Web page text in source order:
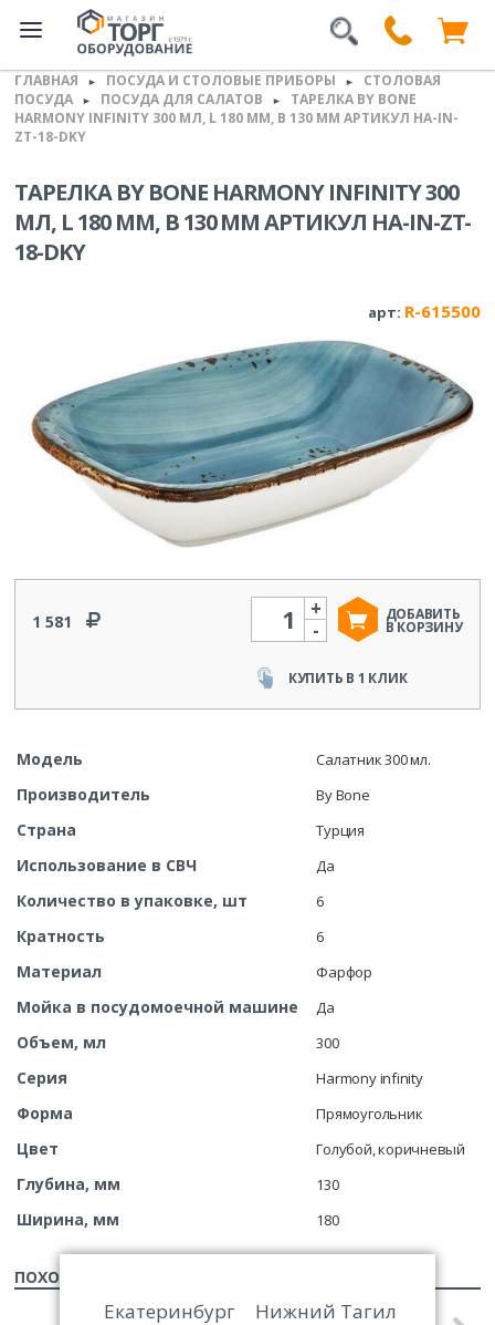
ГЛАВНАЯ ► ПОСУДА И СТОЛОВЫЕ ПРИБОРЫ ►
СТОЛОВАЯ
ПОСУДА
► ПОСУДА ДЛЯ САЛАТОВ ►
ТАРЕЛКА BY BONE
HARMONY INFINITY 300 МЛ, L 180 ММ, B 130 ММ АРТИКУЛ HA-IN-
ZT-18-DKY
ТАРЕЛКА BY BONE HARMONY INFINITY 300
МЛ, L 180 ММ, B 130 ММ АРТИКУЛ HA-IN-ZT-
18-DKY
арт: R-615500
1 581
Количество
-
+ ДОБАВИТЬ
В КОРЗИНУ
КУПИТЬ В 1 КЛИК
Модель Салатник 300 мл.
Производитель By Bone
Страна Турция
Использование в СВЧ Да
Количество в упаковке, шт 6
Кратность 6
Материал Фарфор
Мойка в посудомоечной машине Да
Объем, мл 300
Серия Harmony infinity
Форма Прямоугольник
Цвет Голубой, коричневый
Глубина, мм 130
Ширина, мм 180
ПОХОЖИЕ ТОВАРЫ
Екатеринбург
Нижний Тагил